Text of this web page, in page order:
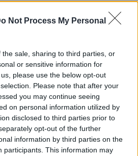
Not Process My Personal
sale, sharing to third parties, or
or sensitive information for
please use the below opt-out
Please note that after your
you may continue seeing
on personal information utilized by
disclosed to third parties prior to
opt-out of the further
information by third parties on the
participants. This information may